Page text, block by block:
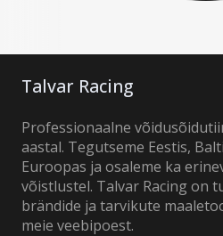
Talvar Racing
Professionaalne
aastal. Tegutseme Eestis,
Euroopas ja osaleme ka
võistlustel. Talvar Racing on
brändide ja tarvikute
meie veebipoest.